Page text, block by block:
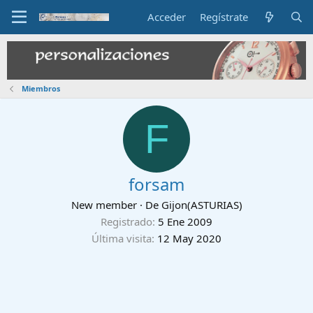
Acceder Regístrate
Miembros
F
forsam
New member · De Gijon(ASTURIAS)
Registrado 5 Ene 2009
Última visita 12 May 2020